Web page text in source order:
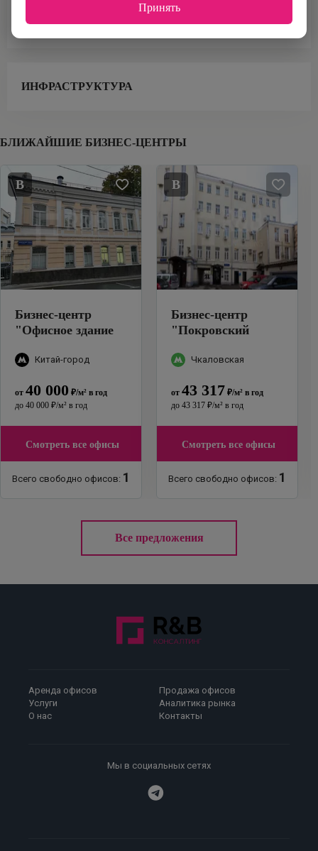
ИНФРАСТРУКТУРА
БЛИЖАЙШИЕ БИЗНЕС-ЦЕНТРЫ
B
Бизнес-центр
"Офисное здание
бульвар, 6/20 с2
Китай-город
от 40 000 ₽/м² в год
до 40 000 ₽/м² в год
Смотреть все офисы
Всего свободно офисов: 1
B
Бизнес-центр
"Покровский
Чкаловская
от 43 317 ₽/м² в год
до 43 317 ₽/м² в год
Смотреть все офисы
Всего свободно офисов: 1
Все предложения
Аренда офисов
Продажа офисов
Услуги
Аналитика рынка
О нас
Контакты
Мы в социальных сетях
Принять